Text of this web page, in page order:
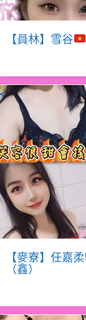
【員林】雪谷
【麥寮】任嘉柔
（鑫）